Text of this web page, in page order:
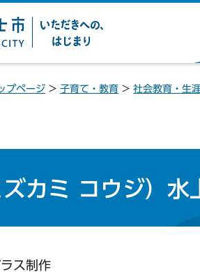
だきへの、は
プページ > 子育て・教育 > 社会教育・生
ズカミ コウジ）水
ス制作